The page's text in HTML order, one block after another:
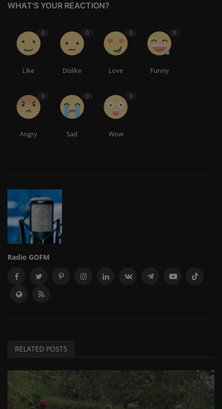
WHAT'S YOUR REACTION?
0
Like
0
Dislike
0
Love
0
Funny
0
Angry
0
Sad
0
Wow
Radio GOFM
RELATED POSTS